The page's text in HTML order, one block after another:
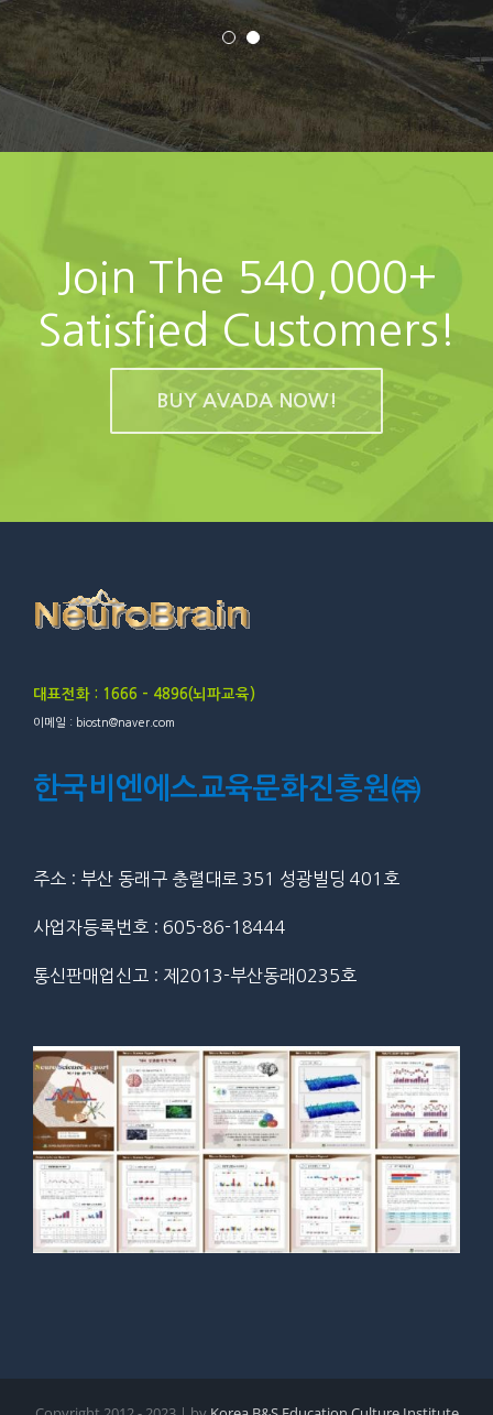
Join The 540,000+
Satisfied Customers!
BUY AVADA NOW!
대표전화 : 1666 – 4896(뇌파교육)
이메일 : biostn@naver.com
한국비엔에스교육문화진흥원㈜
주소 : 부산 동래구 충렬대로 351 성광빌딩 401호
사업자등록번호 : 605-86-18444
통신판매업신고 : 제2013-부산동래0235호